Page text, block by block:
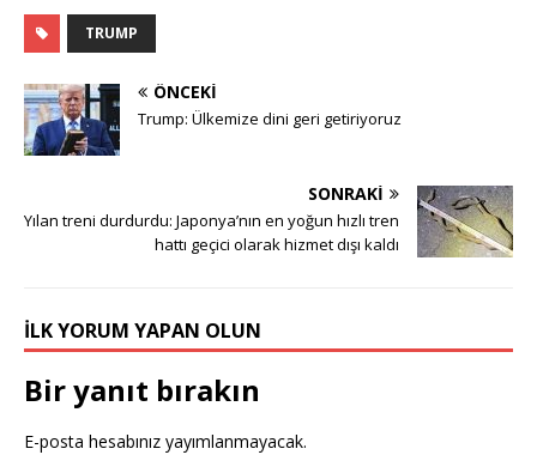
TRUMP
ÖNCEKI
Trump: Ülkemize dini geri getiriyoruz
SONRAKI
Yılan treni durdurdu: Japonya’nın en yoğun hızlı tren
hattı geçici olarak hizmet dışı kaldı
İLK YORUM YAPAN OLUN
Bir yanıt bırakın
E-posta hesabınız yayımlanmayacak.